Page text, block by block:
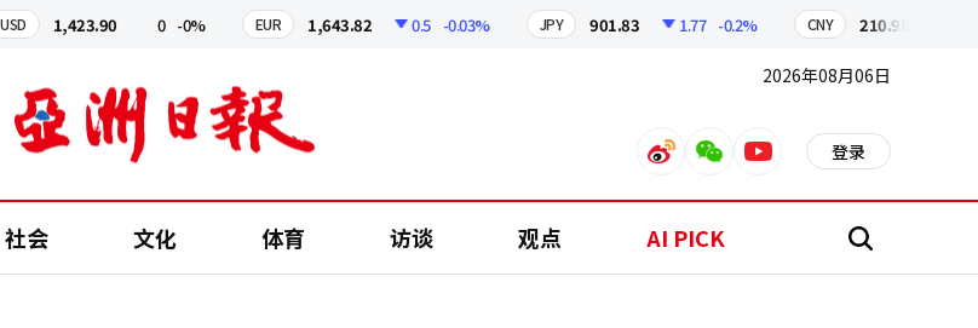
1,423.90 -0% EUR 1,643.82 0.5 -0.03% JPY 901.83 1.77 -0.2% CNY 210.98
2026年08月06日
weiboweixinyoutube 登录
社会 文化 体育 访谈 观点 AI PICK 搜